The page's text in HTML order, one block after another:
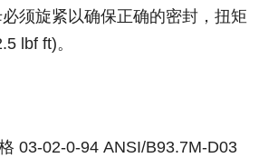
须旋紧以确保正确的密封，扭矩
lbf ft)。
03-02-0-94 ANSI/B93.7M-D03